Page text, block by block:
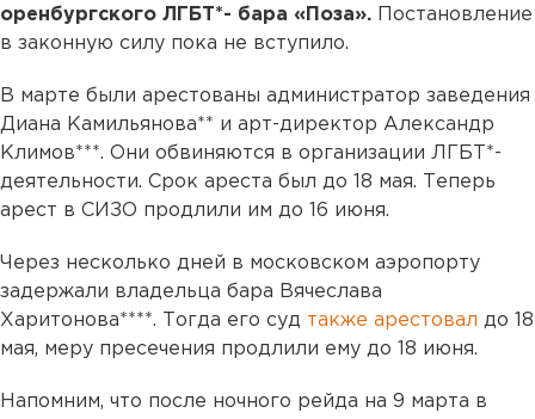
оренбургского ЛГБТ*- бара «Поза».
Постановление
в законную силу пока не вступило.
В марте были арестованы администратор заведения
Диана Камильянова** и арт-директор Александр
Климов***. Они обвиняются в организации ЛГБТ*-
деятельности. Срок ареста был до 18 мая. Теперь
арест в СИЗО продлили им до 16 июня.
Через несколько дней в московском аэропорту
задержали владельца бара Вячеслава
Харитонова****. Тогда его суд также арестовал до 18
мая, меру пресечения продлили ему до 18 июня.
Напомним, что после ночного рейда на 9 марта в